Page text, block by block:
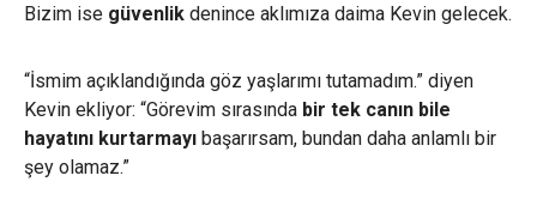
Bizim ise güvenlik denince aklımıza daima Kevin gelecek.
“İsmim açıklandığında göz yaşlarımı tutamadım.” diyen
Kevin ekliyor: “Görevim sırasında bir tek canın bile
hayatını kurtarmayı başarırsam, bundan daha anlamlı bir
şey olamaz.”